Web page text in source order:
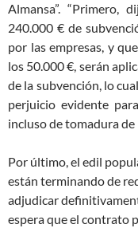
Almansa”. “Primero,
240.000 € de
por las empresas, y
los 50.000 €, serán
de la subvención, lo
perjuicio evidente
incluso de tomadura de
Por último, el edil
están terminando de
adjudicar
espera que el contrato